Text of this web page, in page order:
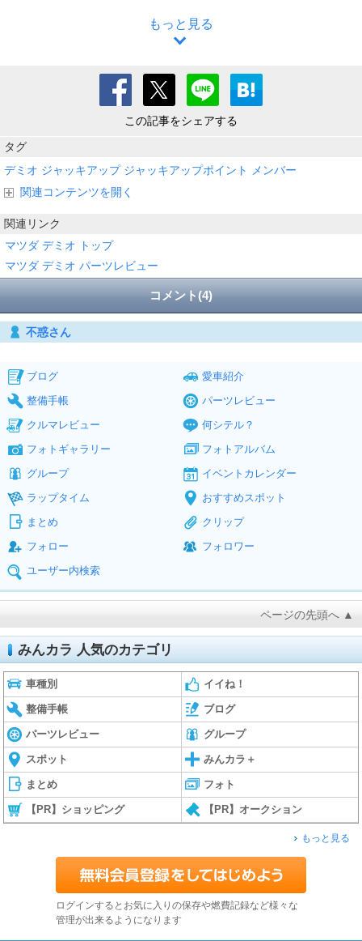
もっと見る
この記事をシェアする
タグ
デミオ ジャッキアップ ジャッキアップポイント メンバー
関連コンテンツを開く
関連リンク
マツダ デミオ トップ
マツダ デミオ パーツレビュー
コメント(4)
不惑さん
ブログ
愛車紹介
整備手帳
パーツレビュー
クルマレビュー
何シテル？
フォトギャラリー
フォトアルバム
グループ
イベントカレンダー
ラップタイム
おすすめスポット
まとめ
クリップ
フォロー
フォロワー
ユーザー内検索
ページの先頭へ ▲
みんカラ 人気のカテゴリ
車種別 イイね！
整備手帳 ブログ
パーツレビュー グループ
スポット みんカラ＋
まとめ フォト
【PR】ショッピング 【PR】オークション
もっと見る
ログインするとお気に入りの保存や燃費記録など様々な
管理が出来るようになります